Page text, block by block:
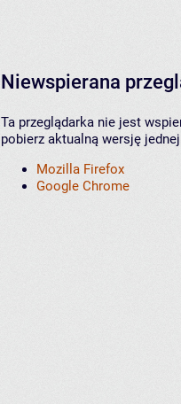
Niewspierana
Ta przeglądarka nie jest
pobierz aktualną wersję
Mozilla Firefox
Google Chrome